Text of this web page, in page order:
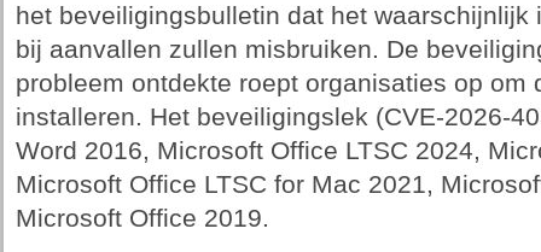
het beveiligingsbulletin dat het
bij aanvallen zullen misbruiken. De
probleem ontdekte roept organisaties op
installeren. Het beveiligingslek (CVE-2026-
Word 2016, Microsoft Office LTSC 2024,
Microsoft Office LTSC for Mac 2021,
Microsoft Office 2019.